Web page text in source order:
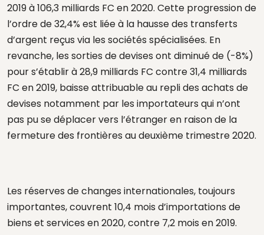
2019 à 106,3 milliards FC en 2020. Cette progression de
l’ordre de 32,4% est liée à la hausse des transferts
d’argent reçus via les sociétés spécialisées. En
revanche, les sorties de devises ont diminué de (-8%)
pour s’établir à 28,9 milliards FC contre 31,4 milliards
FC en 2019, baisse attribuable au repli des achats de
devises notamment par les importateurs qui n’ont
pas pu se déplacer vers l’étranger en raison de la
fermeture des frontières au deuxième trimestre 2020.
Les réserves de changes internationales, toujours
importantes, couvrent 10,4 mois d’importations de
biens et services en 2020, contre 7,2 mois en 2019.